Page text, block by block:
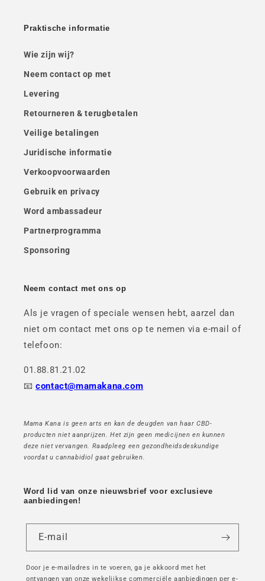
Praktische informatie
Wie zijn wij?
Neem contact op met
Levering
Retourneren & terugbetalen
Veilige betalingen
Juridische informatie
Verkoopvoorwaarden
Gebruik en privacy
Word ambassadeur
Partnerprogramma
Sponsoring
Neem contact met ons op
Als je vragen of speciale wensen hebt, aarzel dan
niet om contact met ons op te nemen via e-mail of
telefoon:
01.88.81.21.02
📧contact@mamakana.com
Mama Kana is geen arts en kan de deugden van haar CBD-
producten niet aanprijzen. Het zijn geen medicijnen en kunnen
deze niet vervangen. Raadpleeg een gezondheidsdeskundige
voordat u cannabidiol gaat gebruiken.
Word lid van onze nieuwsbrief voor exclusieve
aanbiedingen!
E-mail
Door je e-mailadres in te voeren, ga je akkoord met het
ontvangen van onze wekelijkse commerciële aanbiedingen per e-